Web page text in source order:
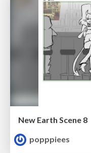
New Earth Scene 8
popppiees